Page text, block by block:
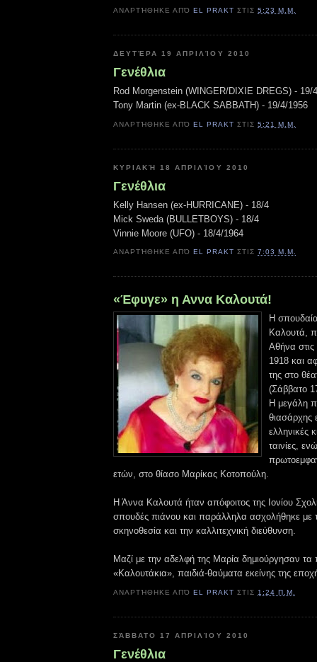
ΑΝΑΡΤΉΘΗΚΕ ΑΠΌEL PRAKT ΣΤΙΣ5:23 Μ.Μ.
ΔΕΥΤΈΡΑ 19 ΑΠΡΙΛΊΟΥ 2010
Γενέθλια
Rod Morgenstein (WINGER/DIXIE DREGS) - 19/
Tony Martin (ex-BLACK SABBATH) - 19/4/1956
ΑΝΑΡΤΉΘΗΚΕ ΑΠΌEL PRAKT ΣΤΙΣ5:21 Μ.Μ.
ΚΥΡΙΑΚΉ 18 ΑΠΡΙΛΊΟΥ 2010
Γενέθλια
Kelly Hansen (ex-HURRICANE) - 18/4
Mick Sweda (BULLETBOYS) - 18/4
Vinnie Moore (UFO) - 18/4/1964
ΑΝΑΡΤΉΘΗΚΕ ΑΠΌEL PRAKT ΣΤΙΣ7:03 Μ.Μ.
«Έφυγε» η Αννα Καλουτά!
Η
Καλουτά,
Αθήνα στις
1918 και
της στο
(Σάββατο
Η μεγάλη
θιασάρχης
ελληνικές
ταινίες,
ετών, στο θίασο Μαρίκας Κοτοπούλη.
Η Άννα Καλουτά ήταν απόφοιτος της Ιονίου
σπουδές πιάνου και παράλληλα ασχολήθηκε με
σκηνοθεσία και την καλλιτεχνική διεύθυνση.
Μαζί με την αδελφή της Μαρία δημιούργησαν τα
«Καλουτάκια», παιδιά-θαύματα εκείνης της
ΑΝΑΡΤΉΘΗΚΕ ΑΠΌEL PRAKT ΣΤΙΣ 1:24 Π.Μ.
ΣΆΒΒΑΤΟ 17 ΑΠΡΙΛΊΟΥ 2010
Γενέθλια